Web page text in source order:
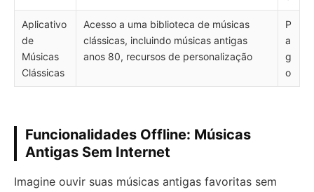
Aplicativo
de
Músicas
Clássicas
Acesso a uma biblioteca de músicas
clássicas, incluindo músicas antigas
anos 80, recursos de personalização
P
a
g
o
Funcionalidades Offline: Músicas
Antigas Sem Internet
Imagine ouvir suas músicas antigas favoritas sem